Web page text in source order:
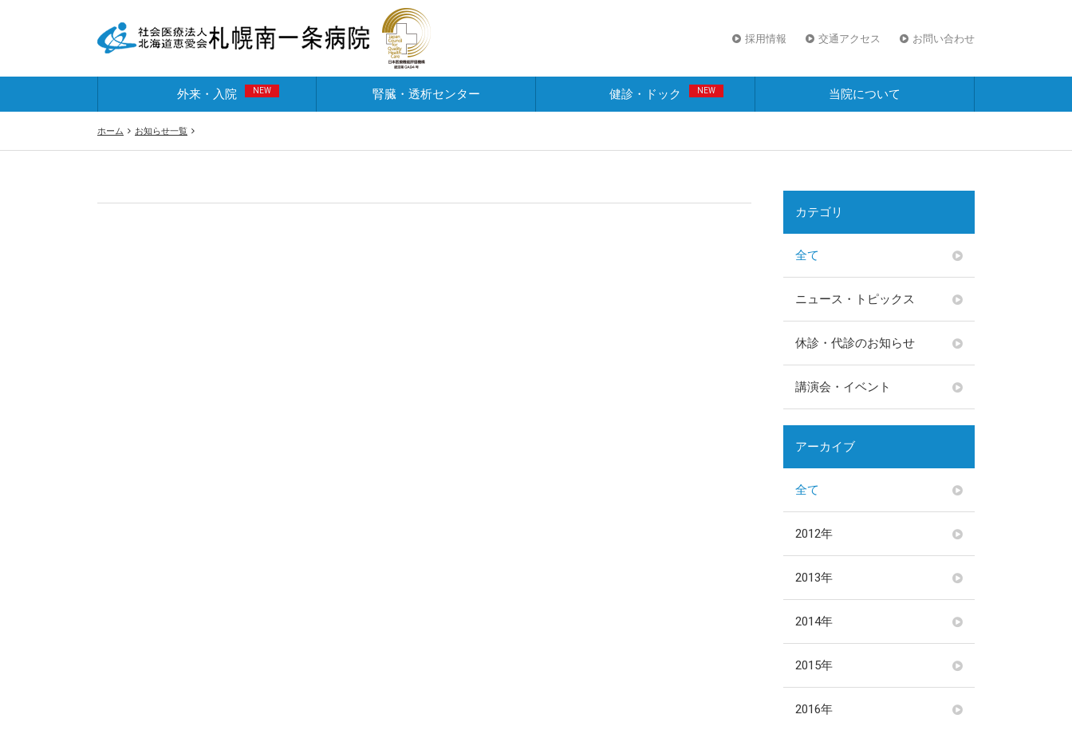
採用情報 交通アクセス お問い合わせ
外来・入院 NEW 腎臓・透析センター 健診・ドック NEW 当院について
ホーム お知らせ一覧
カテゴリ
全て
ニュース・トピックス
休診・代診のお知らせ
講演会・イベント
アーカイブ
全て
2012年
2013年
2014年
2015年
2016年